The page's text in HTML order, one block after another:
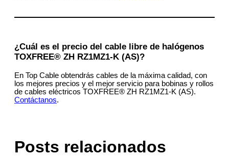
¿Cuál es el precio del cable libre de halógenos
TOXFREE® ZH RZ1MZ1-K (AS)?
En Top Cable obtendrás cables de la máxima calidad, con
los mejores precios y el mejor servicio para bobinas y rollos
de cables eléctricos TOXFREE® ZH RZ1MZ1-K (AS).
Contáctanos.
Posts relacionados